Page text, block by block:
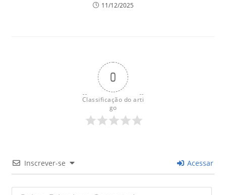
11/12/2025
0
Classificação do arti
go
Inscrever-se Acessar